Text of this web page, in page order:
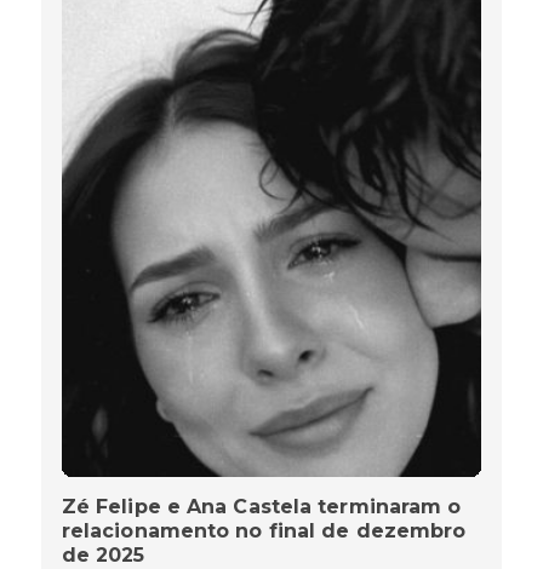
Zé Felipe e Ana Castela terminaram o
relacionamento no final de dezembro
de 2025